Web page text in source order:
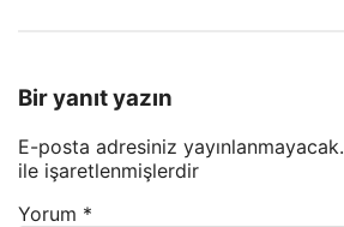
Bir yanıt yazın
E-posta adresiniz yayınlanmayacak.
ile işaretlenmişlerdir
Yorum *